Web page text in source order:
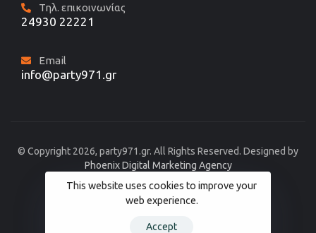
Τηλ. επικοινωνίας
24930 22221
Email
info@party971.gr
© Copyright 2026, party971.gr. All Rights Reserved. Designed by
Phoenix Digital Marketing Agency
This website uses cookies to improve your
web experience.
Accept